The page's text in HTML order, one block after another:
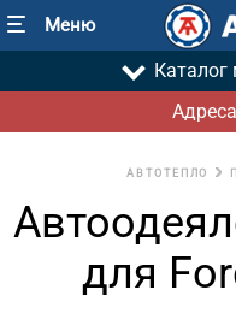
Меню
АВТОТЕПЛО
для